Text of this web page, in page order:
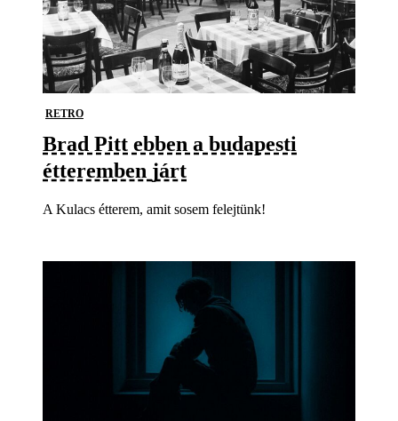
RETRO
Brad Pitt ebben a budapesti
étteremben járt
A Kulacs étterem, amit sosem felejtünk!